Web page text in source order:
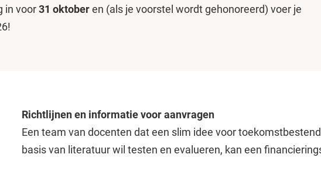
in voor31 oktoberen (als je voorstel wordt gehonoreerd) voer je
Richtlijnen en informatie voor aanvragen
Een team van docenten dat een slim idee voor
basis van literatuur wil testen en evalueren, kan een